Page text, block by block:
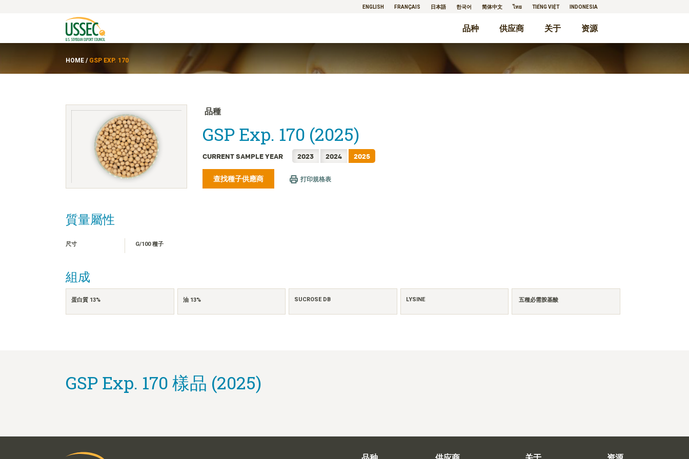
ENGLISH FRANÇAIS 日本語 한국어 简体中文 ไทย TIẾNG VIỆT INDONESIA
品种 供应商 关于 资源
HOME / GSP EXP. 170
品種
GSP Exp. 170 (2025)
CURRENT SAMPLE YEAR 2023 2024 2025
查找種子供應商 打印規格表
質量屬性
尺寸 G/100 種子
組成
蛋白質 13% 油 13% SUCROSE DB LYSINE 五種必需胺基酸
GSP Exp. 170 樣品 (2025)